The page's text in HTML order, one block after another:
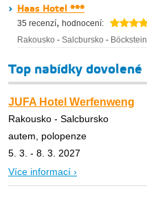
Haas Hotel ***
35 recenzí, hodnocení:
Rakousko - Salcbursko - Böckstein
Top nabídky dovolené
JUFA Hotel Werfenweng
Rakousko - Salcbursko
autem, polopenze
5. 3. - 8. 3. 2027
Více informací ›